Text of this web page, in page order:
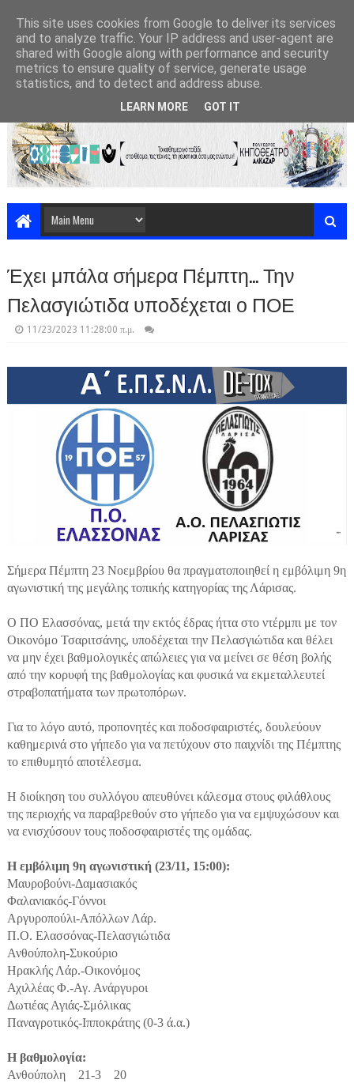
Έχει μπάλα σήμερα Πέμπτη... Την
Πελασγιώτιδα υποδέχεται ο ΠΟΕ
11/23/2023 11:28:00 π.μ.
Σήμερα Πέμπτη 23 Νοεμβρίου θα πραγματοποιηθεί η εμβόλιμη 9η
αγωνιστική της μεγάλης τοπικής κατηγορίας της Λάρισας.
Ο ΠΟ Ελασσόνας, μετά την εκτός έδρας ήττα στο ντέρμπι με τον
Οικονόμο Τσαριτσάνης, υποδέχεται την Πελασγιώτιδα και θέλει
να μην έχει βαθμολογικές απώλειες για να μείνει σε θέση βολής
από την κορυφή της βαθμολογίας και φυσικά να εκμεταλλευτεί
στραβοπατήματα των πρωτοπόρων.
Για το λόγο αυτό, προπονητές και ποδοσφαιριστές, δουλεύουν
καθημερινά στο γήπεδο για να πετύχουν στο παιχνίδι της Πέμπτης
το επιθυμητό αποτέλεσμα.
Η διοίκηση του συλλόγου απευθύνει κάλεσμα στους φιλάθλους
της περιοχής να παραβρεθούν στο γήπεδο για να εμψυχώσουν και
να ενισχύσουν τους ποδοσφαιριστές της ομάδας.
Η εμβόλιμη 9η αγωνιστική (23/11, 15:00):
Μαυροβούνι-Δαμασιακός
Φαλανιακός-Γόννοι
Αργυροπούλι-Απόλλων Λάρ.
Π.Ο. Ελασσόνας-Πελασγιώτιδα
Ανθούπολη-Συκούριο
Ηρακλής Λάρ.-Οικονόμος
Αχιλλέας Φ.-Αγ. Ανάργυροι
Δωτιέας Αγιάς-Σμόλικας
Παναγροτικός-Ιπποκράτης (0-3 ά.α.)
Η βαθμολογία:
Ανθούπολη 21-3 20
This site uses cookies from Google to deliver its services
and to analyze traffic. Your IP address and user-agent are
shared with Google along with performance and security
metrics to ensure quality of service, generate usage
statistics, and to detect and address abuse.
LEARN MORE GOT IT